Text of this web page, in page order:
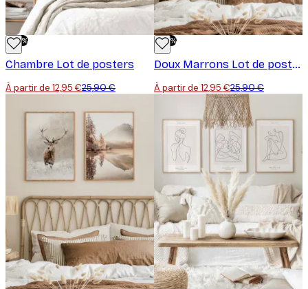
-50%
Chambre Lot de posters
À partir de 12,95 €25,90 €
-50%
Doux Marrons Lot de posters
À partir de 12,95 €25,90 €